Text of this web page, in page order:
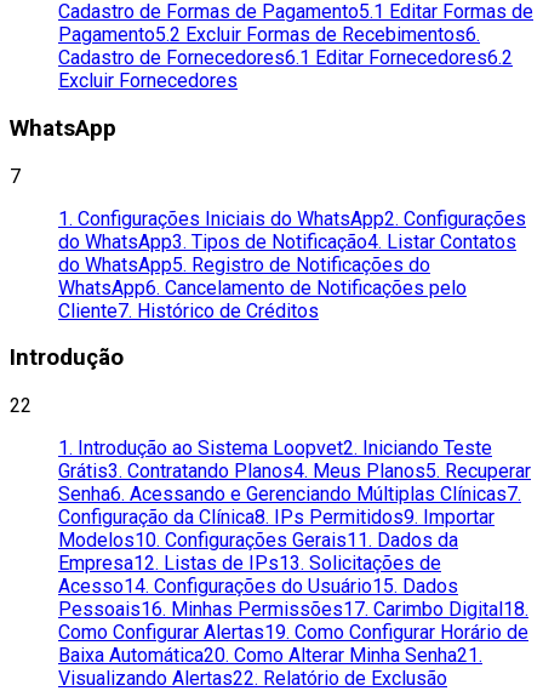
Cadastro de Formas de Pagamento5.1 Editar Formas de
Pagamento5.2 Excluir Formas de Recebimentos6.
Cadastro de Fornecedores6.1 Editar Fornecedores6.2
Excluir Fornecedores
WhatsApp
7
1. Configurações Iniciais do WhatsApp2. Configurações
do WhatsApp3. Tipos de Notificação4. Listar Contatos
do WhatsApp5. Registro de Notificações do
WhatsApp6. Cancelamento de Notificações pelo
Cliente7. Histórico de Créditos
Introdução
22
1. Introdução ao Sistema Loopvet2. Iniciando Teste
Grátis3. Contratando Planos4. Meus Planos5. Recuperar
Senha6. Acessando e Gerenciando Múltiplas Clínicas7.
Configuração da Clínica8. IPs Permitidos9. Importar
Modelos10. Configurações Gerais11. Dados da
Empresa12. Listas de IPs13. Solicitações de
Acesso14. Configurações do Usuário15. Dados
Pessoais16. Minhas Permissões17. Carimbo Digital18.
Como Configurar Alertas19. Como Configurar Horário de
Baixa Automática20. Como Alterar Minha Senha21.
Visualizando Alertas22. Relatório de Exclusão